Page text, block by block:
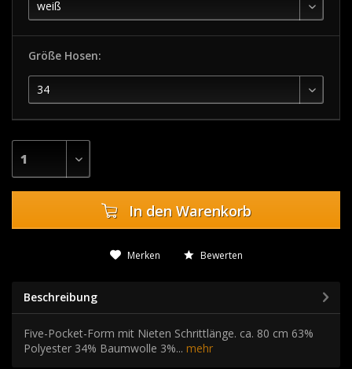
Größe Hosen:
In den Warenkorb
Merken Bewerten
Beschreibung
Five-Pocket-Form mit Nieten Schrittlänge. ca. 80 cm 63%
Polyester 34% Baumwolle 3%... mehr